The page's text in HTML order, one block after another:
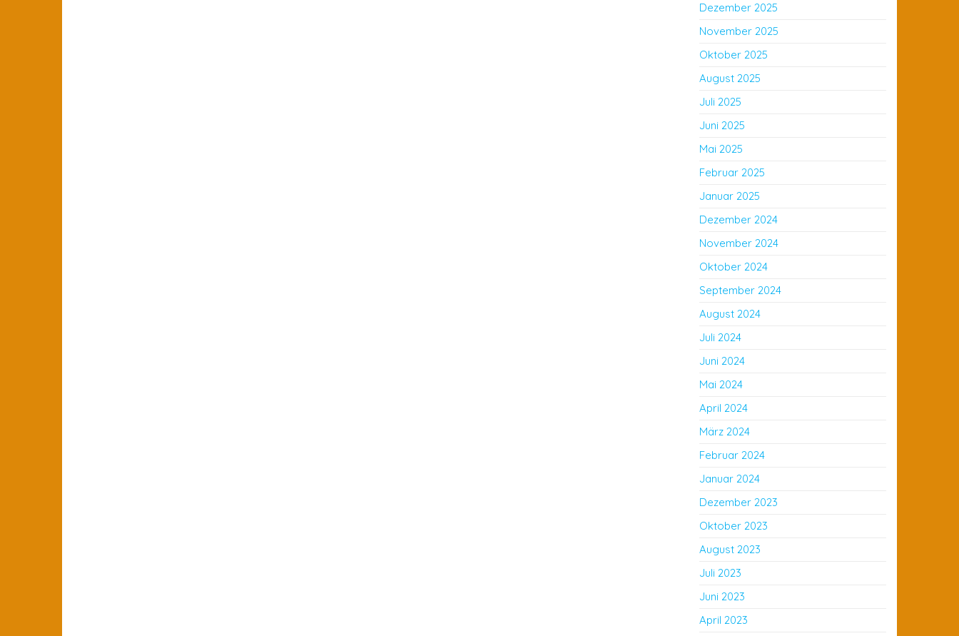
Dezember 2025
November 2025
Oktober 2025
August 2025
Juli 2025
Juni 2025
Mai 2025
Februar 2025
Januar 2025
Dezember 2024
November 2024
Oktober 2024
September 2024
August 2024
Juli 2024
Juni 2024
Mai 2024
April 2024
März 2024
Februar 2024
Januar 2024
Dezember 2023
Oktober 2023
August 2023
Juli 2023
Juni 2023
April 2023